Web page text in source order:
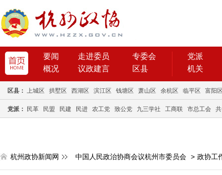
要闻 走进委员
专委会
概况
议政建言 区县
党派
机关
区县： 上城区 拱墅区 西湖区 滨江区 钱塘区 萧山区 余杭区 临平区 富阳
党派： 民革 民盟 民建 民进 农工党 致公党 九三学社 工商联 市总工会
杭州政协新闻网 中国人民政治协商会议杭州市委员会 > 政协工